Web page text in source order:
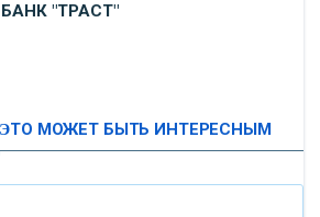
БАНК "ТРАСТ"
ЭТО МОЖЕТ БЫТЬ ИНТЕРЕСНЫМ